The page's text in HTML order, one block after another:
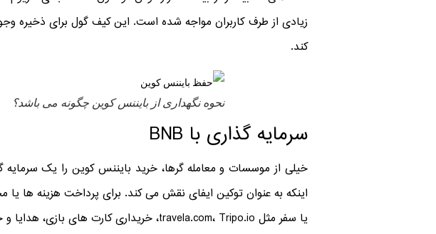
زیادی از طرف کاربران مواجه شده است. این کیف گول برای ذخیره
کند.
نحوه نگهداری از بایننس کوین چگونه می باشد؟
سرمایه گذاری با BNB
خیلی از موسسات و معامله گرها، خرید بایننس کوین را یک سرمایه
یا سفر مثل travela.com، Tripo.io، خریداری کارت های بازی، هدایا و جوایز مجازی و خیلی از مخارج روزمره را با این بایننس کوین قابل پرداخت است.